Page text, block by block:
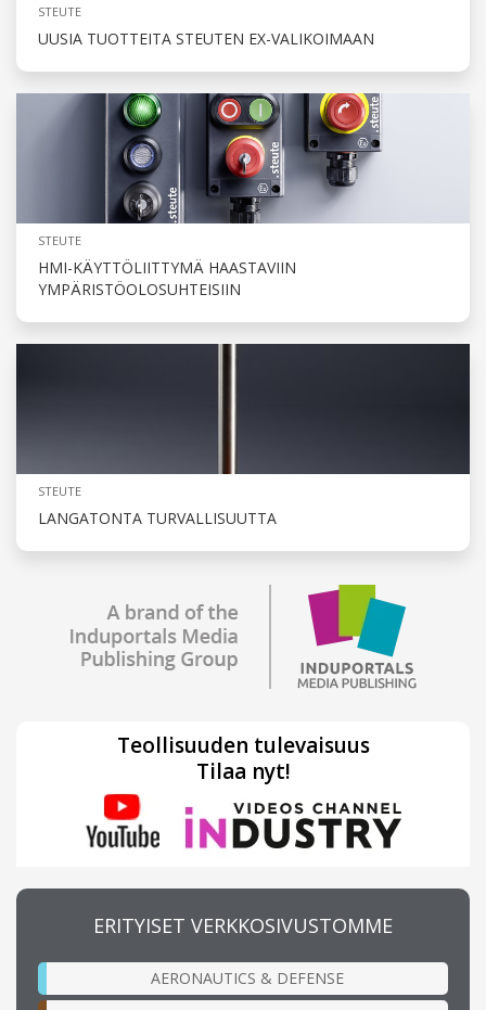
STEUTE
UUSIA TUOTTEITA STEUTEN EX-VALIKOIMAAN
STEUTE
HMI-KÄYTTÖLIITTYMÄ HAASTAVIIN
YMPÄRISTÖOLOSUHTEISIIN
STEUTE
LANGATONTA TURVALLISUUTTA
Teollisuuden tulevaisuus
Tilaa nyt!
ERITYISET VERKKOSIVUSTOMME
AERONAUTICS & DEFENSE